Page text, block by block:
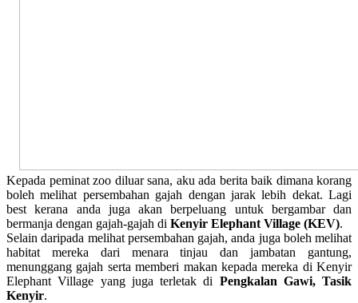
Kepada peminat zoo diluar sana, aku ada berita baik dimana korang
boleh melihat persembahan gajah dengan jarak lebih dekat. Lagi
best kerana anda juga akan berpeluang untuk bergambar dan
bermanja dengan gajah-gajah di Kenyir Elephant Village (KEV).
Selain daripada melihat persembahan gajah, anda juga boleh melihat
habitat mereka dari menara tinjau dan jambatan gantung,
menunggang gajah serta memberi makan kepada mereka di Kenyir
Elephant Village yang juga terletak di Pengkalan Gawi, Tasik
Kenyir.